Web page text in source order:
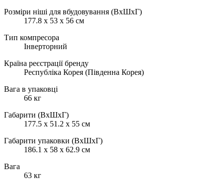
Розміри ніші для вбудовування (ВxШxГ)
177.8 х 53 х 56 см
Тип компресора
Інверторний
Країна реєстрації бренду
Республіка Корея (Південна Корея)
Вага в упаковці
66 кг
Габарити (ВхШхГ)
177.5 x 51.2 x 55 см
Габарити упаковки (ВхШхГ)
186.1 x 58 x 62.9 см
Вага
63 кг